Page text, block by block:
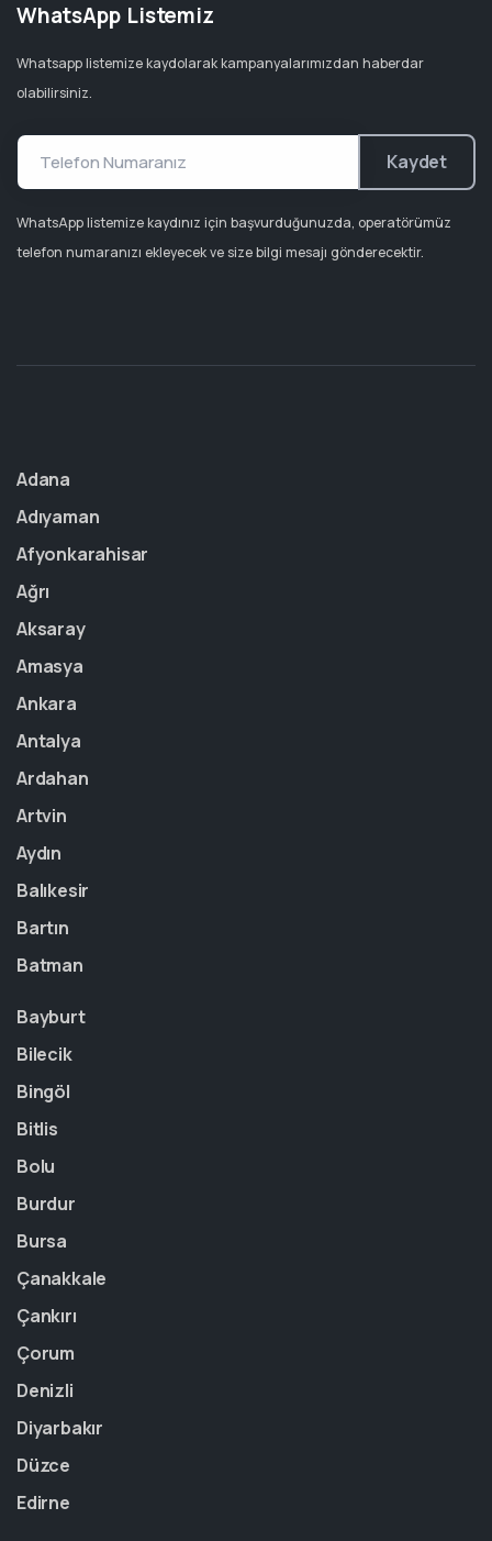
WhatsApp Listemiz
Whatsapp listemize kaydolarak kampanyalarımızdan haberdar
olabilirsiniz.
Kaydet
WhatsApp listemize kaydınız için başvurduğunuzda, operatörümüz
telefon numaranızı ekleyecek ve size bilgi mesajı gönderecektir.
Adana
Adıyaman
Afyonkarahisar
Ağrı
Aksaray
Amasya
Ankara
Antalya
Ardahan
Artvin
Aydın
Balıkesir
Bartın
Batman
Bayburt
Bilecik
Bingöl
Bitlis
Bolu
Burdur
Bursa
Çanakkale
Çankırı
Çorum
Denizli
Diyarbakır
Düzce
Edirne